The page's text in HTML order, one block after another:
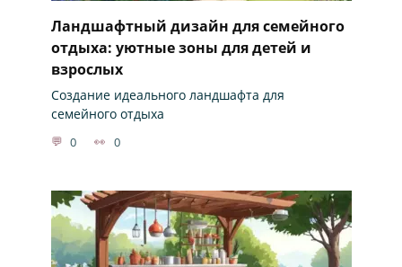
Ландшафтный дизайн для семейного
отдыха: уютные зоны для детей и
взрослых
Создание идеального ландшафта для
семейного отдыха
0 0